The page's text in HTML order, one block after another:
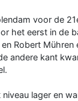
voor de
het eerst in de
Robert
andere kant
lager en